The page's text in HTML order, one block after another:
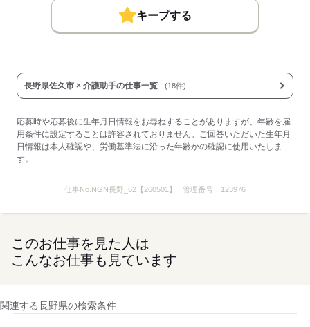
平均年齢
医療・介護・福祉関連
応募する
キープする
長野県佐久市 × 介護助手の仕事一覧 (18件)
応募時や応募後に生年月日情報をお尋ねすることがありますが、年齢を雇
用条件に設定することは許容されておりません。ご回答いただいた生年月
日情報は本人確認や、労働基準法に沿った年齢かの確認に使用いたしま
す。
仕事No. NGN長野_62【260501】 管理番号： 123976
このお仕事を見た人は
こんなお仕事も見ています
関連する長野県の検索条件